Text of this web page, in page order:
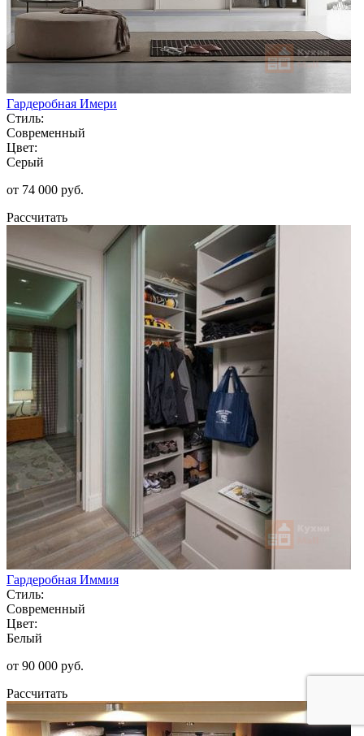
Гардеробная Имери
Стиль:
Современный
Цвет:
Серый
от 74 000 руб.
Рассчитать
Гардеробная Иммия
Стиль:
Современный
Цвет:
Белый
от 90 000 руб.
Рассчитать